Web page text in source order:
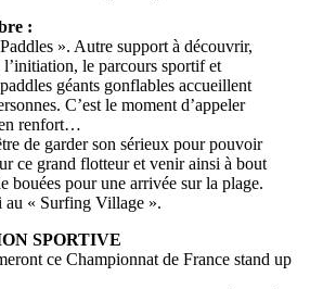
:
». Autre support à découvrir,
le parcours sportif et
géants gonflables accueillent
C’est le moment d’appeler
renfort…
de garder son sérieux pour pouvoir
ce grand flotteur et venir ainsi à bout
bouées pour une arrivée sur la plage.
« Surfing Village ».
SPORTIVE
ce Championnat de France stand up